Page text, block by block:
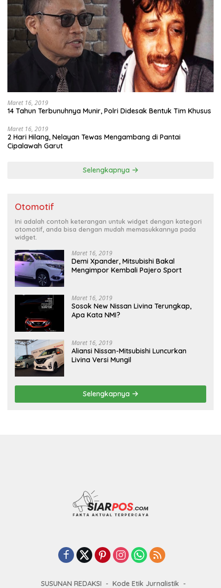
Maret 16, 2019
14 Tahun Terbunuhnya Munir, Polri Didesak Bentuk Tim Khusus
Maret 16, 2019
2 Hari Hilang, Nelayan Tewas Mengambang di Pantai
Cipalawah Garut
Selengkapnya
Otomotif
Ini adalah contoh keterangan untuk widget dengan kategori
otomotif, anda bisa dengan mudah memasukkannya pada
widget.
Maret 16, 2019
Demi Xpander, Mitsubishi Bakal
Mengimpor Kembali Pajero Sport
Maret 16, 2019
Sosok New Nissan Livina Terungkap,
Apa Kata NMI?
Maret 16, 2019
Aliansi Nissan-Mitsubishi Luncurkan
Livina Versi Mungil
Selengkapnya
SUSUNAN REDAKSI Kode Etik Jurnalistik